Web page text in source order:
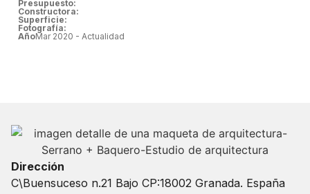
Presupuesto:
Constructora:
Superficie:
Fotografía:
AñoMar 2020 - Actualidad
Dirección
C\Buensuceso n.21 Bajo CP:18002 Granada. España